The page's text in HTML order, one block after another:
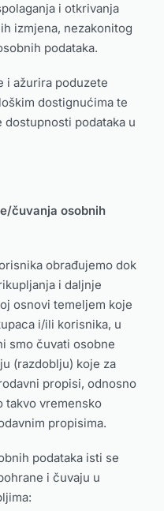
i otkrivanja
izmjena, nezakonitog
podataka.
i ažurira poduzete
dostignućima te
podataka u
čuvanja osobnih
obrađujemo dok
i daljnje
osnovi temeljem koje
i/ili korisnika, u
smo čuvati osobne
(razdoblju) koje za
propisi, odnosno
takvo vremensko
propisima.
podataka isti se
i čuvaju u